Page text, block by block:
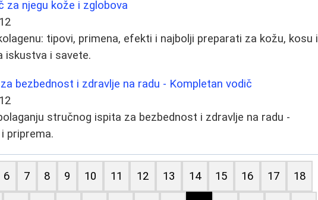
za njegu kože i zglobova
tipovi, primena, efekti i najbolji preparati za kožu, kosu i
iskustva i savete.
bezbednost i zdravlje na radu - Kompletan vodič
stručnog ispita za bezbednost i zdravlje na radu -
priprema.
6 7 8 9 10 11 12 13 14 15 16 17 18